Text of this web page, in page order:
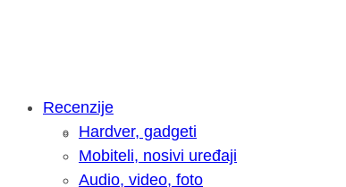
Intervju: Goran Jović, fotograf
Recenzije
Hardver, gadgeti
Mobiteli, nosivi uređaji
Audio, video, foto